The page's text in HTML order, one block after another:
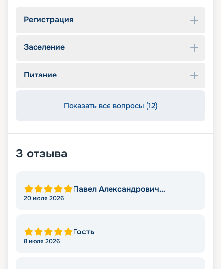
Регистрация
Заселение
Питание
Показать все вопросы (12)
3 отзыва
Павел Александрович
20 июля 2026
Гость
8 июля 2026